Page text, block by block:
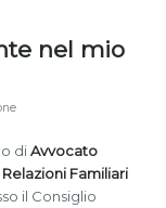
nel mio
diAvvocato
Familiari
il Consiglio